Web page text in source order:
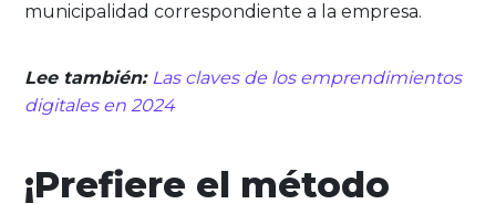
municipalidad correspondiente a la empresa.
Lee también: Las claves de los emprendimientos
digitales en 2024
¡Prefiere el método